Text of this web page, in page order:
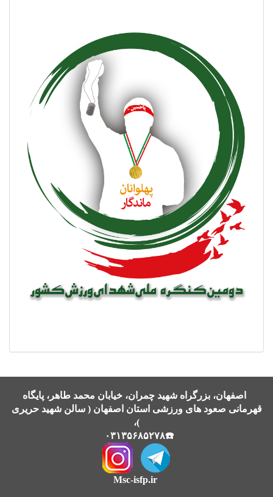
اصفهان، بزرگراه شهید چمران، خیابان محمد طاهر، پایگاه
قهرمانی صعود های ورزشی استان اصفهان ( سالن شهید حریری
)،
☎️۰۳۱۳۵۶۸۵۲۷۸